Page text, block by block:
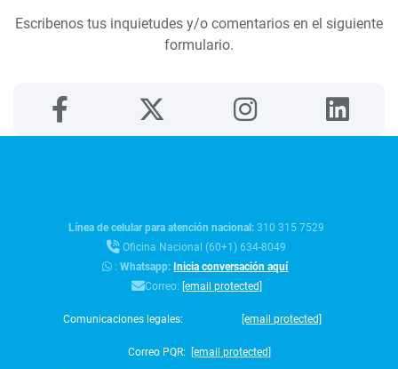
Escribenos tus inquietudes y/o comentarios en el siguiente
formulario.
Línea de celular para atención nacional:310 315 7529
Oficina Nacional (60+1) 634-8049
:Whatsapp:Inicia conversación aquí
Correo: [email protected]
Comunicaciones legales: [email protected]
Correo PQR: [email protected]